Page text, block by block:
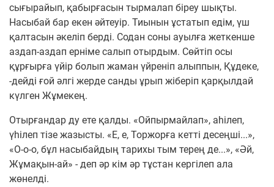
сығырайып, қабырғасын тырмалап біреу шықты.
Насыбай бар екен әйтеуір. Тиынын ұстатып едім, үш
қалтасын әкеліп берді. Содан соны ауылға жеткенше
аздап-аздап ерніме салып отырдым. Сөйтіп осы
құрғырға үйір болып жаман үйреніп алыппын, Құдеке,
-дейді ғой әлгі жерде санды ұрып жіберіп қарқылдай
күлген Жұмекең.
Отырғандар ду ете қалды. «Ойпырмайлап», аһілеп,
үһілеп тізе жазысты. «Е, е, Торжорға кетті десеңші...»,
«О-о-о, бұл насыбайдың тарихы тым терең де...», «Әй,
Жұмақын-ай» - деп әр кім әр тұстан кергілеп ала
жөнелді.